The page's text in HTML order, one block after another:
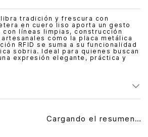
tradición y frescura con
en cuero liso aporta un gesto
con líneas limpias, construcción
como la placa metálica
RFID se suma a su funcionalidad
sobria. Ideal para quienes buscan
expresión elegante, práctica y
Cargando el resumen…